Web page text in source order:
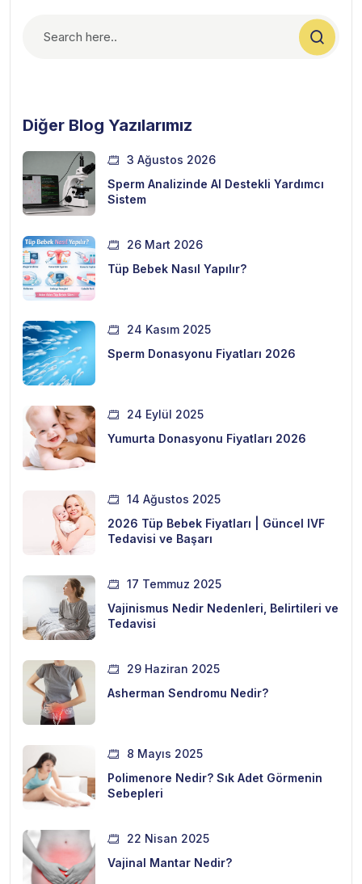
Diğer Blog Yazılarımız
3 Ağustos 2026
Sperm Analizinde AI Destekli Yardımcı
Sistem
26 Mart 2026
Tüp Bebek Nasıl Yapılır?
24 Kasım 2025
Sperm Donasyonu Fiyatları 2026
24 Eylül 2025
Yumurta Donasyonu Fiyatları 2026
14 Ağustos 2025
2026 Tüp Bebek Fiyatları | Güncel IVF
Tedavisi ve Başarı
17 Temmuz 2025
Vajinismus Nedir Nedenleri, Belirtileri ve
Tedavisi
29 Haziran 2025
Asherman Sendromu Nedir?
8 Mayıs 2025
Polimenore Nedir? Sık Adet Görmenin
Sebepleri
22 Nisan 2025
Vajinal Mantar Nedir?